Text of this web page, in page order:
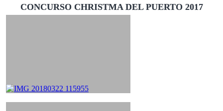
CONCURSO CHRISTMA DEL PUERTO 2017